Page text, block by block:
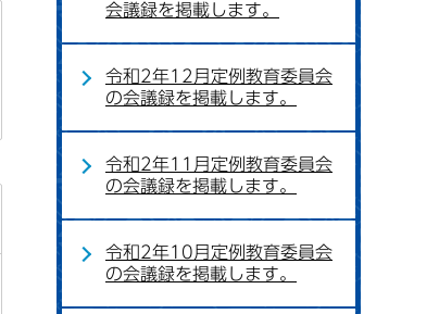
会議録を掲載します。
令和2年12月定例教育委員会
の会議録を掲載します。
令和2年11月定例教育委員会
の会議録を掲載します。
令和2年10月定例教育委員会
の会議録を掲載します。